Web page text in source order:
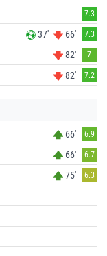
7.3
37' 66' 7.3
82' 7
82' 7.2
66' 6.9
66' 6.7
75' 6.3